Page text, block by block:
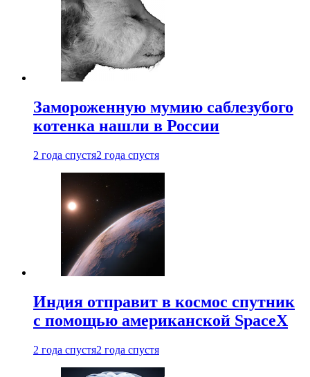
Замороженную мумию саблезубого
котенка нашли в России
2 года спустя2 года спустя
Индия отправит в космос спутник
с помощью американской SpaceX
2 года спустя2 года спустя